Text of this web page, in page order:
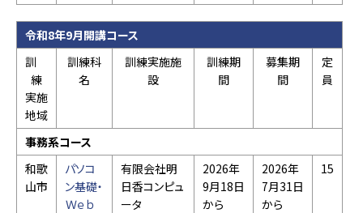
令和8年9月開講コース
訓
練
実施
地域
訓練科
名
訓練実施施
設
訓練期
間
募集期
間
定
員
事務系コース
和歌
山市
パソコ
ン基礎・
Ｗｅｂ
有限会社明
日香コンピュ
ータ
2026年
9月18日
から
2026年
7月31日
から
15